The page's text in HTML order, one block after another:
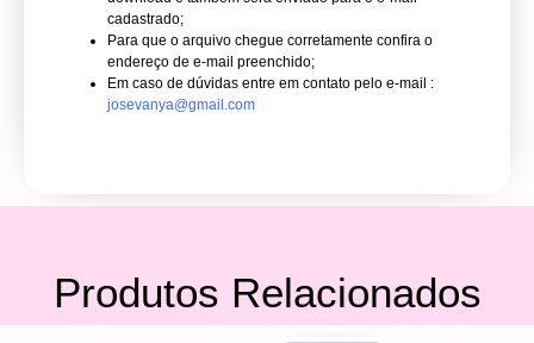
cadastrado;
Para que o arquivo chegue corretamente confira o
endereço de e-mail preenchido;
Em caso de dúvidas entre em contato pelo e-mail :
josevanya@gmail.com
Produtos Relacionados